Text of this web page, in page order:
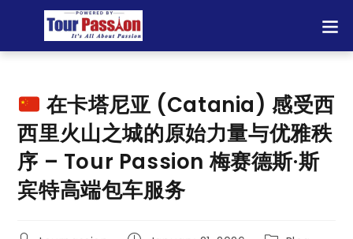
在卡塔尼亚 (Catania) 感受西
西里火山之城的原始力量与优雅秩
序 – Tour Passion 梅赛德斯·斯
宾特高端包车服务